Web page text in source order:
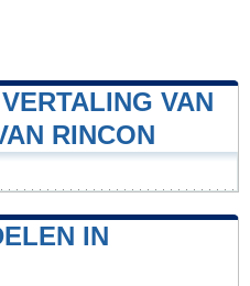
VAN
RINCON
IN